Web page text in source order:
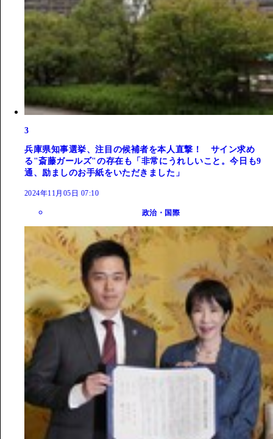
3
兵庫県知事選挙、注目の候補者を本人直撃！ サイン求め
る"斎藤ガールズ"の存在も「非常にうれしいこと。今日も9
通、励ましのお手紙をいただきました」
2024年11月05日 07:10
政治・国際